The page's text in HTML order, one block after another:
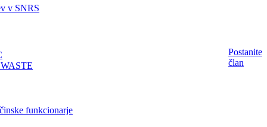
v SNRS
funkcionarje
Postanite
član